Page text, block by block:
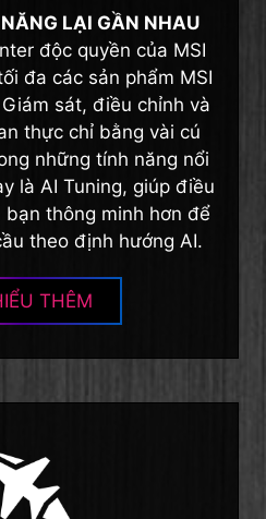
LẠI GẦN NHAU
độc quyền của MSI
đa các sản phẩm MSI
sát, điều chỉnh và
thực chỉ bằng vài cú
những tính năng nổi
là AI Tuning, giúp điều
thông minh hơn để
theo định hướng AI.
THÊM